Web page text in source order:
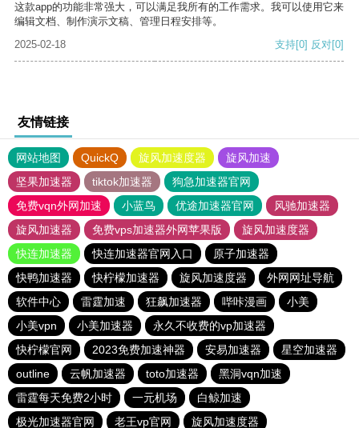
这款app的功能非常强大，可以满足我所有的工作需求。我可以使用它来
编辑文档、制作演示文稿、管理日程安排等。
2025-02-18
支持[0] 反对[0]
友情链接
网站地图 QuickQ 旋风加速度器
旋风加速
坚果加速器
tiktok加速器
狗急加速器官网
免费vqn外网加速
小蓝鸟 优途加速器官网
风驰加速器
旋风加速器
免费vps加速器外网苹果版
旋风加速度器
快连加速器
快连加速器官网入口
原子加速器
快鸭加速器
快柠檬加速器 旋风加速度器
外网网址导航
软件中心
雷霆加速 狂飙加速器 哔咔漫画
小美
小美vpn
小美加速器
永久不收费的vp加速器
快柠檬官网
2023免费加速神器 安易加速器
星空加速器
outline
云帆加速器 toto加速器
黑洞vqn加速
雷霆每天免费2小时
一元机场
白鲸加速
极光加速器官网
老王vp官网 旋风加速度器